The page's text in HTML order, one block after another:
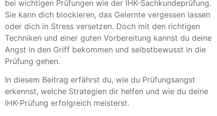
bei wichtigen Prüfungen wie der IHK-Sachkundeprüfung.
Sie kann dich blockieren, das Gelernte vergessen lassen
oder dich in Stress versetzen. Doch mit den richtigen
Techniken und einer guten Vorbereitung kannst du deine
Angst in den Griff bekommen und selbstbewusst in die
Prüfung gehen.
In diesem Beitrag erfährst du, wie du Prüfungsangst
erkennst, welche Strategien dir helfen und wie du deine
IHK-Prüfung erfolgreich meisterst.